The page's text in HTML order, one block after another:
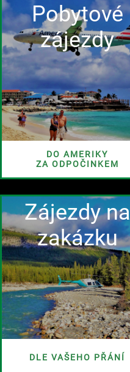
Pobytové
zájezdy
DO AMERIKY
ZA ODPOČINKEM
Zájezdy na
zakázku
DLE VAŠEHO PŘÁNÍ